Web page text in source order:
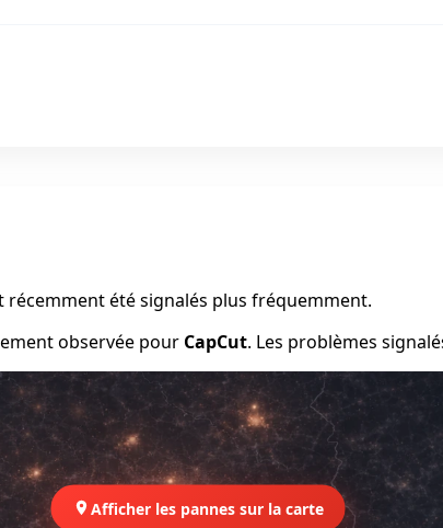
récemment été signalés plus fréquemment.
observée pour CapCut. Les problèmes
Afficher les pannes sur la carte